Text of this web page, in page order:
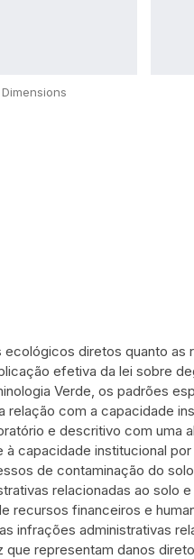
Dimensions
diretos quanto
efetiva da lei sobre
Verde, os padrões
com a capacidade
e descritivo com uma
capacidade institucional
de contaminação do
relacionadas ao
recursos financeiros e
infrações administrativas
representam danos